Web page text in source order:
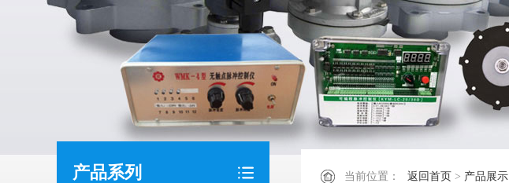
产品系列 当前位置： 返回首页 > 产品展示